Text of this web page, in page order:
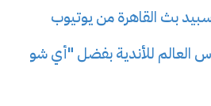
بث القاهرة من يوتيوب
العالم للأندية بفضل "أي شو